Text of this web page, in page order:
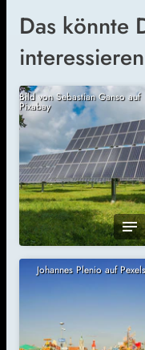
Das könnte
interessieren
Bild von Sebastian Ganso auf
Pixabay
Johannes Plenio auf